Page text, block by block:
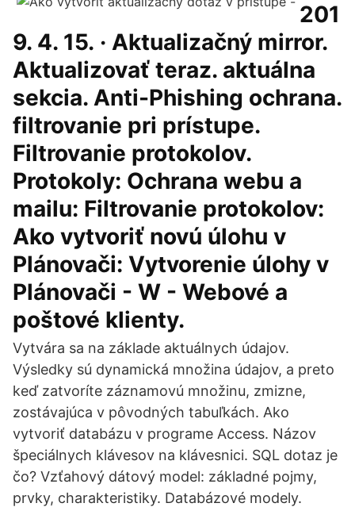
201
9. 4. 15. · Aktualizačný mirror.
Aktualizovať teraz. aktuálna
sekcia. Anti-Phishing ochrana.
filtrovanie pri prístupe.
Filtrovanie protokolov.
Protokoly: Ochrana webu a
mailu: Filtrovanie protokolov:
Ako vytvoriť novú úlohu v
Plánovači: Vytvorenie úlohy v
Plánovači - W - Webové a
poštové klienty.
Vytvára sa na základe aktuálnych údajov.
Výsledky sú dynamická množina údajov, a preto
keď zatvoríte záznamovú množinu, zmizne,
zostávajúca v pôvodných tabuľkách. Ako
vytvoriť databázu v programe Access. Názov
špeciálnych klávesov na klávesnici. SQL dotaz je
čo? Vzťahový dátový model: základné pojmy,
prvky, charakteristiky. Databázové modely.